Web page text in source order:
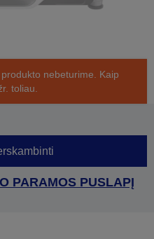
nebeturime. Kaip
toliau.
PARAMOS PUSLAPĮ